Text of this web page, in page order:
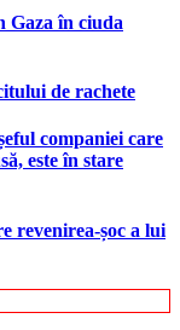
Gaza în ciuda
de rachete
companiei care
este în stare
revenirea-șoc a lui